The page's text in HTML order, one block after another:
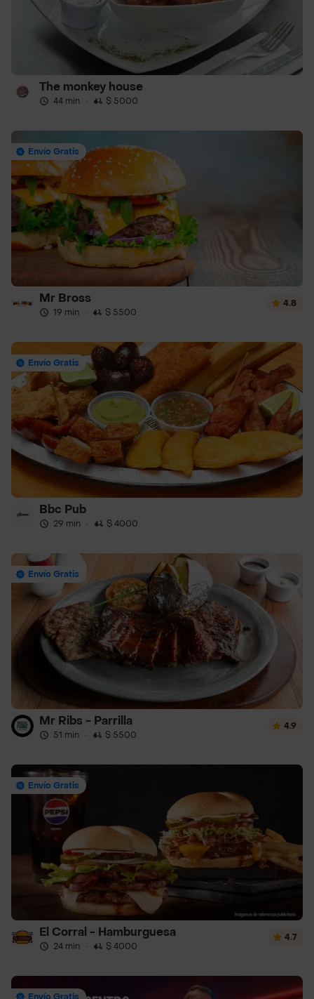
The monkey house
44 min · $ 5000
Envío Gratis
Mr Bross
19 min · $ 5500
4.8
Envío Gratis
Bbc Pub
29 min · $ 4000
Envío Gratis
Mr Ribs - Parrilla
51 min · $ 5500
4.9
Envío Gratis
El Corral - Hamburguesa
24 min · $ 4000
4.7